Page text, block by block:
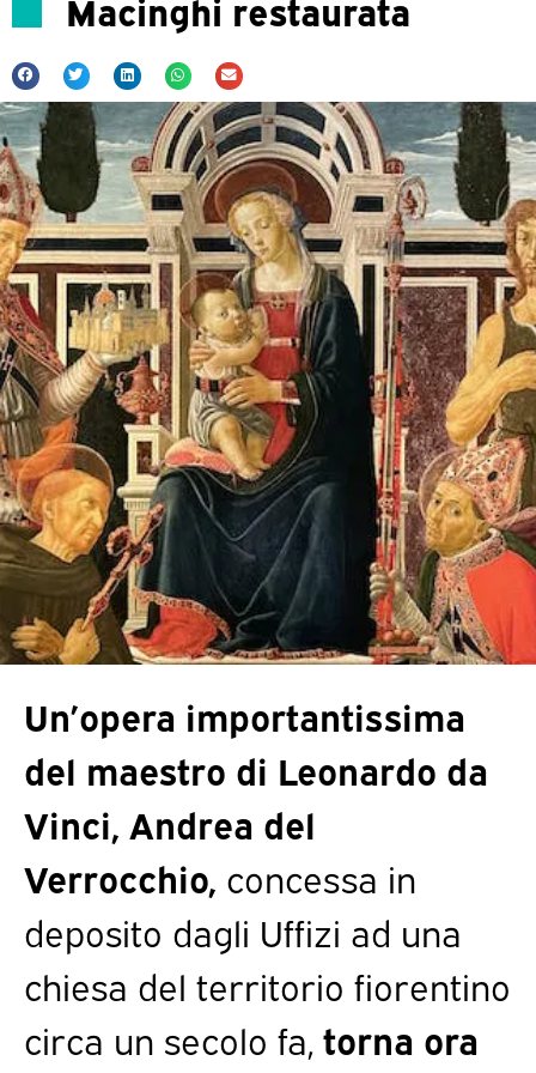
Un’opera importantissima
del maestro di Leonardo da
Vinci, Andrea del
Verrocchio, concessa in
deposito dagli Uffizi ad una
chiesa del territorio fiorentino
circa un secolo fa,torna ora